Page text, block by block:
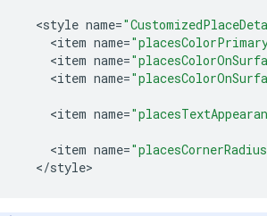
<style name=
<item name=
<item name=
<item name=
<item name=
<item name=
</style>